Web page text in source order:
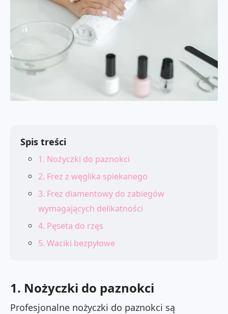
Spis treści
1. Nożyczki do paznokci
2. Frez z węglika spiekanego
3. Frez diamentowy do zabiegów
wymagających delikatności
4. Pęseta do rzęs
5. Waciki bezpyłowe
1. Nożyczki do paznokci
Profesjonalne nożyczki do paznokci są